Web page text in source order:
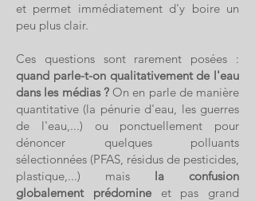
et permet immédiatement d'y boire un
peu plus clair.
Ces questions sont rarement posées :
quand parle-t-on qualitativement de l'eau
dans les médias ?On en parle de manière
quantitative (la pénurie d'eau, les guerres
de l'eau,...) ou ponctuellement pour
dénoncer quelques polluants
sélectionnées (PFAS, résidus de pesticides,
plastique,...) mais la confusion
globalement prédomineet pas grand